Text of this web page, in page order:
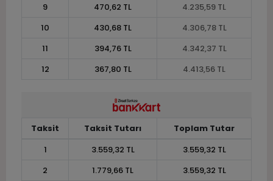
9
470,62 TL
4.235,59 TL
10
430,68 TL
4.306,78 TL
11
394,76 TL
4.342,37 TL
12
367,80 TL 4.413,56 TL
Taksit Taksit Tutarı
Toplam Tutar
1
3.559,32 TL
3.559,32 TL
2
1.779,66 TL
3.559,32 TL